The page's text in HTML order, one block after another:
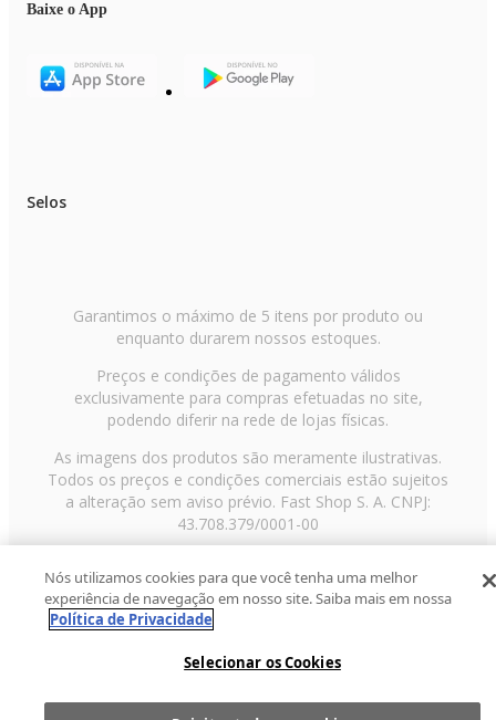
Baixe o App
Selos
Garantimos o máximo de 5 itens por produto ou
enquanto durarem nossos estoques.
Preços e condições de pagamento válidos
exclusivamente para compras efetuadas no site,
podendo diferir na rede de lojas físicas.
As imagens dos produtos são meramente ilustrativas.
Todos os preços e condições comerciais estão sujeitos
a alteração sem aviso prévio. Fast Shop S. A. CNPJ:
43.708.379/0001-00
Paulo/SP, CEP 02029-001, Telefone: 11 3003-3728 ©
2013 Fast Shop - Todos os direitos reservadosRF
Nós utilizamos cookies para que você tenha uma melhor
experiência de navegação em nosso site. Saiba mais em nossa
Política de Privacidade
Selecionar os Cookies